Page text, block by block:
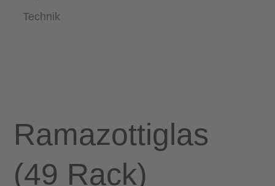
Technik
Ramazottiglas
(49 Rack)